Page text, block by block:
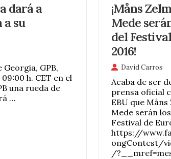
dará a
su
GPB,
h. CET en el
una rueda de
…
¡Måns
Mede
del
2016!
David Carros
Acaba de ser
prensa oficial
EBU que
Mede serán
Festival de
https://
ongContest/
/